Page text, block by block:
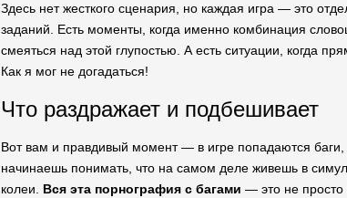
Здесь нет жесткого сценария, но каждая игра — это
заданий. Есть моменты, когда именно комбинация
смеяться над этой глупостью. А есть ситуации, когда
Как я мог не догадаться!
Что раздражает и подбешивает
Вот вам и правдивый момент — в игре попадаются баги,
начинаешь понимать, что на самом деле живешь в
колеи. Вся эта порнография с багами — это не просто